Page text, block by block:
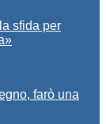
sfida per
farò una